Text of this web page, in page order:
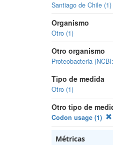
Santiago de Chile (1)
Organismo
Otro (1)
Otro organismo
Proteobacteria
Tipo de medida
Otro (1)
Otro tipo de
Codon usage (1)
Métricas